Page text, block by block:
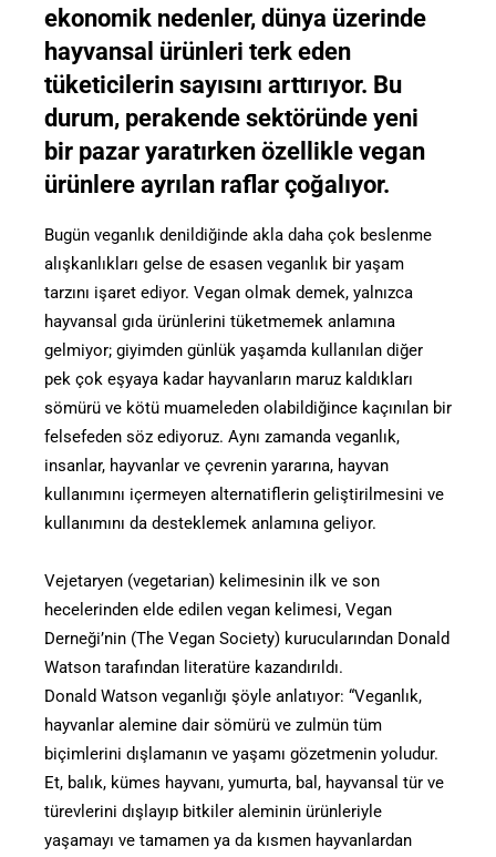
ekonomik nedenler, dünya üzerinde
hayvansal ürünleri terk eden
tüketicilerin sayısını arttırıyor. Bu
durum, perakende sektöründe yeni
bir pazar yaratırken özellikle vegan
ürünlere ayrılan raflar çoğalıyor.
Bugün veganlık denildiğinde akla daha çok beslenme
alışkanlıkları gelse de esasen veganlık bir yaşam
tarzını işaret ediyor. Vegan olmak demek, yalnızca
hayvansal gıda ürünlerini tüketmemek anlamına
gelmiyor; giyimden günlük yaşamda kullanılan diğer
pek çok eşyaya kadar hayvanların maruz kaldıkları
sömürü ve kötü muameleden olabildiğince kaçınılan bir
felsefeden söz ediyoruz. Aynı zamanda veganlık,
insanlar, hayvanlar ve çevrenin yararına, hayvan
kullanımını içermeyen alternatiflerin geliştirilmesini ve
kullanımını da desteklemek anlamına geliyor.
Vejetaryen (vegetarian) kelimesinin ilk ve son
hecelerinden elde edilen vegan kelimesi, Vegan
Derneği’nin (The Vegan Society) kurucularından Donald
Watson tarafından literatüre kazandırıldı.
Donald Watson veganlığı şöyle anlatıyor: “Veganlık,
hayvanlar alemine dair sömürü ve zulmün tüm
biçimlerini dışlamanın ve yaşamı gözetmenin yoludur.
Et, balık, kümes hayvanı, yumurta, bal, hayvansal tür ve
türevlerini dışlayıp bitkiler aleminin ürünleriyle
yaşamayı ve tamamen ya da kısmen hayvanlardan